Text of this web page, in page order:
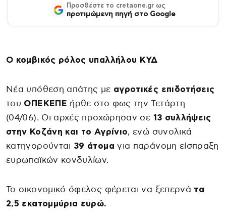
Προσθέστε το cretaone.gr ως
προτιμώμενη πηγή στο Google
Ο κομβικός ρόλος υπαλλήλου ΚΥΔ
Νέα υπόθεση απάτης με αγροτικές επιδοτήσεις
του ΟΠΕΚΕΠΕ ήρθε στο φως την Τετάρτη
(04/06). Οι αρχές προχώρησαν σε 13 συλλήψεις
στην Κοζάνη και το Αγρίνιο, ενώ συνολικά
κατηγορούνται 39 άτομα για παράνομη είσπραξη
ευρωπαϊκών κονδυλίων.
Το οικονομικό όφελος φέρεται να ξεπερνά τα
2,5 εκατομμύρια ευρώ.